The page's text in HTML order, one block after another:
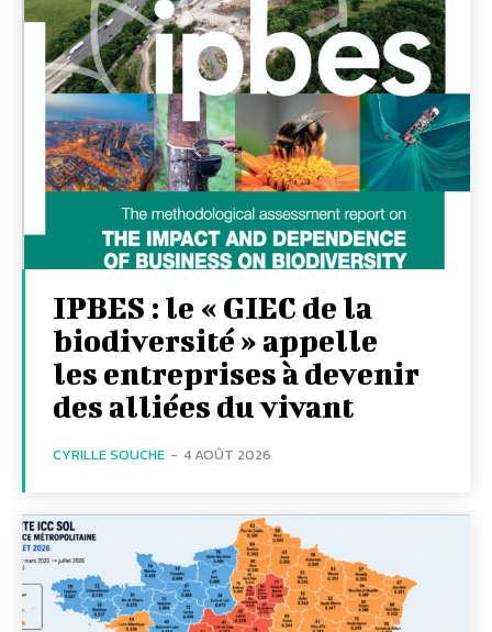
IPBES : le « GIEC de la
biodiversité » appelle
les entreprises à devenir
des alliées du vivant
CYRILLE SOUCHE - 4 AOÛT 2026